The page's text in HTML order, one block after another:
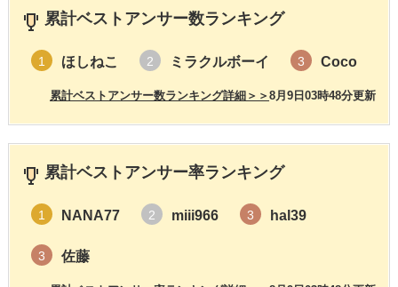
累計ベストアンサー数ランキング
1 ほしねこ 2 ミラクルボーイ 3 Coco
8月9日03時48分更新
累計ベストアンサー数ランキング詳細＞＞
累計ベストアンサー率ランキング
1 NANA77 2 miii966 3 hal39
3 佐藤